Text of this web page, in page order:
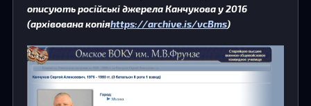
описують російські джерела Канчукова у 2016
(архівована копіяhttps://archive.is/vcBms)